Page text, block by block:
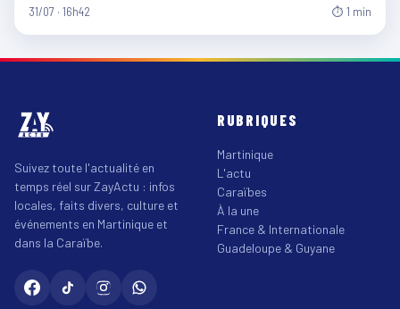
31/07 · 16h42 ⏱ 1 min
Suivez toute l'actualité en
temps réel sur ZayActu : infos
locales, faits divers, culture et
événements en Martinique et
dans la Caraïbe.
RUBRIQUES
Martinique
L'actu
Caraïbes
À la une
France & Internationale
Guadeloupe & Guyane